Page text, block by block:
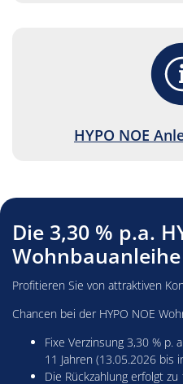
HYPO NOE
Die 3,30 % p.a.
Wohnbauanleihe
Profitieren Sie von attraktiven
Chancen bei der HYPO NOE
Fixe Verzinsung 3,30 % p.
11 Jahren (13.05.2026 bis
Die Rückzahlung erfolgt